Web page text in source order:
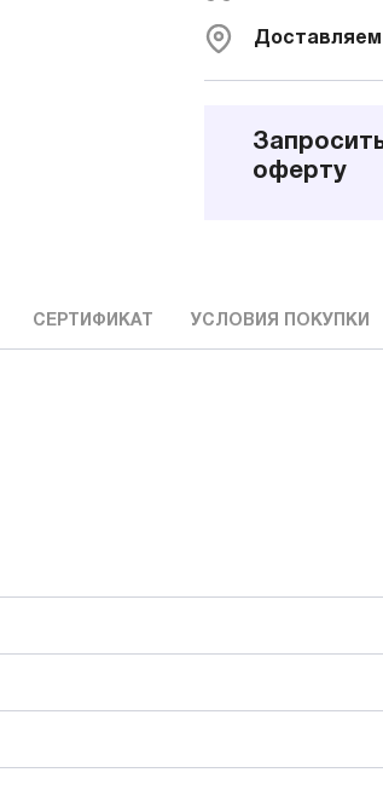
Доставляем
оферту
СЕРТИФИКАТ УСЛОВИЯ ПОКУПКИ